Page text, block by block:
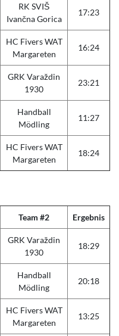
RK SVIŠ
Ivančna Gorica
17:23
HC Fivers WAT
Margareten
16:24
GRK Varaždin
1930
23:21
Handball
Mödling
11:27
HC Fivers WAT
Margareten
18:24
Team #2 Ergebnis
GRK Varaždin
1930
18:29
Handball
Mödling
20:18
HC Fivers WAT
Margareten
13:25